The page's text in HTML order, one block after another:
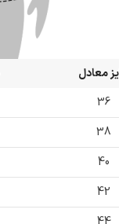
معادل
36
38
40
42